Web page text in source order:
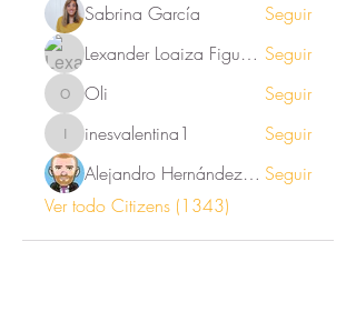
Sabrina García
Seguir
Lexander Loaiza Figueroa Seguir
Oli Oli Seguir
inesvalentina1
inesvalentina1
Seguir
Alejandro Hernández Renner Seguir
Ver todo Citizens (1343)